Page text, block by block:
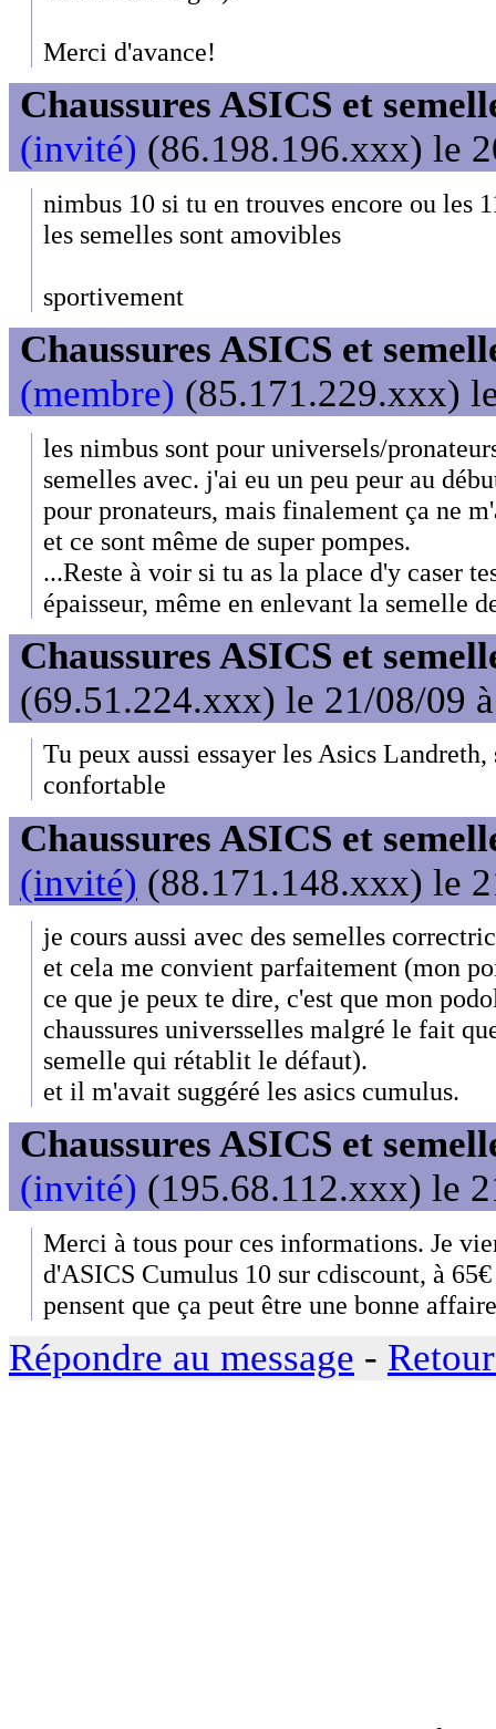
Merci d'avance!
Chaussures ASICS et
(invité) (86.198.196.xxx) le
nimbus 10 si tu en trouves encore ou les
les semelles sont amovibles
sportivement
Chaussures ASICS et
(membre) (85.171.229.xxx)
les nimbus sont pour universels/
semelles avec. j'ai eu un peu peur au
pour pronateurs, mais finalement ça ne
et ce sont même de super pompes.
...Reste à voir si tu as la place d'y caser
épaisseur, même en enlevant la semelle
Chaussures ASICS et
(69.51.224.xxx) le 21/08/09
Tu peux aussi essayer les Asics
confortable
Chaussures ASICS et
(invité) (88.171.148.xxx) le
je cours aussi avec des semelles
et cela me convient parfaitement (mon
ce que je peux te dire, c'est que mon
chaussures universselles malgré le fait
semelle qui rétablit le défaut).
et il m'avait suggéré les asics cumulus.
Chaussures ASICS et
(invité) (195.68.112.xxx) le
Merci à tous pour ces informations. Je
d'ASICS Cumulus 10 sur cdiscount, à
pensent que ça peut être une bonne
Répondre au message -